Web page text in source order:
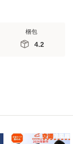
梱包
4.2